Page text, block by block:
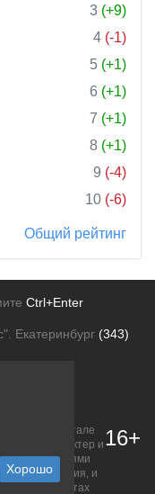
3 (+9)
4 (-1)
5 (+1)
6 (+1)
7 (+1)
8 (+1)
9 (-4)
10 (-6)
Общий рейтинг
Ctrl+Enter
Екатеринбург (343)
на портале
характер и
положениями
описания, и
на сайтах
16+